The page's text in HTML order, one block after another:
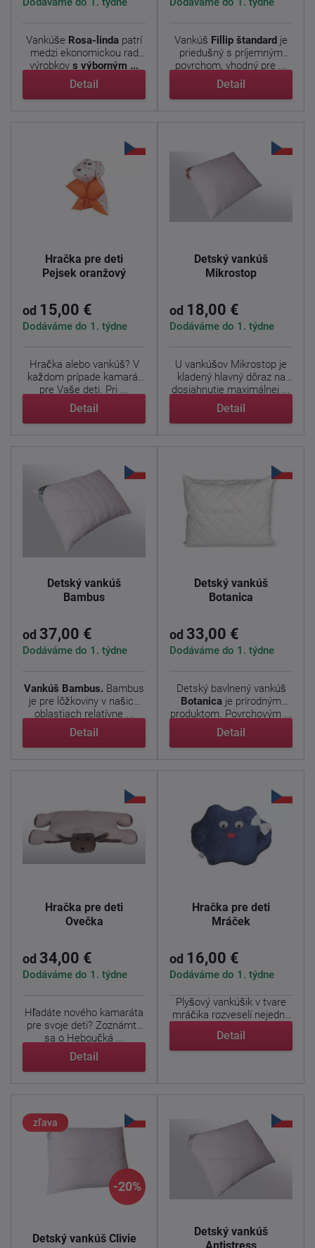
Vankúše Rosa-linda patrí
medzi ekonomickou rad
výrobkov s výborným ...
Detail
Vankúš Fillip štandard je
priedušný s príjemným
povrchom, vhodný pre ...
Detail
Hračka pre deti
Pejsek oranžový
od 15,00 €
Dodáváme do 1. týdne
Hračka alebo vankúš? V
každom prípade kamarát
pre Vaše deti. Pri ...
Detail
Detský vankúš
Mikrostop
od 18,00 €
Dodáváme do 1. týdne
U vankúšov Mikrostop je
kladený hlavný dôraz na
dosiahnutie maximálnej ...
Detail
Detský vankúš
Bambus
od 37,00 €
Dodáváme do 1. týdne
Vankúš Bambus. Bambus
je pre lôžkoviny v našich
oblastiach relatívne ...
Detail
Detský vankúš
Botanica
od 33,00 €
Dodáváme do 1. týdne
Detský bavlnený vankúš
Botanica je prírodným
produktom. Povrchovým ...
Detail
Hračka pre deti
Ovečka
od 34,00 €
Dodáváme do 1. týdne
Hľadáte nového kamaráta
pre svoje deti? Zoznámte
sa o Heboučká ...
Detail
Hračka pre deti
Mráček
od 16,00 €
Dodáváme do 1. týdne
Plyšový vankúšik v tvare
mráčika rozveselí nejednu
Detail
zľava
-20%
Detský vankúš Clivie
Detský vankúš